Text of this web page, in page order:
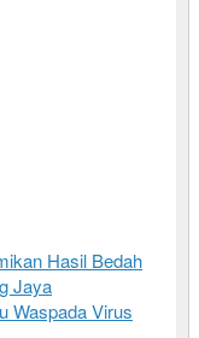
Hasil Bedah
Jaya
Waspada Virus